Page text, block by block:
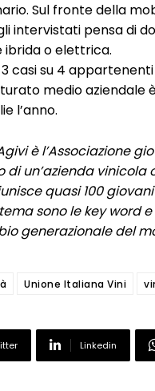
Sul fronte della
intervistati pensa di
ibrida o elettrica.
casi su 4
medio aziendale
l’anno.
è l’Associazione
di un’azienda
quasi 100
sono le key word
generazionale del
Unione Italiana Vini
Linkedin